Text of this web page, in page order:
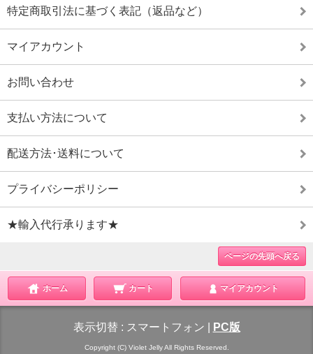
特定商取引法に基づく表記（返品など）
マイアカウント
お問い合わせ
支払い方法について
配送方法･送料について
プライバシーポリシー
★輸入代行承ります★
ページの先頭へ戻る
ホーム カート マイアカウント
表示切替 : スマートフォン PC版
Copyright (C) Violet Jelly All Rights Reserved.